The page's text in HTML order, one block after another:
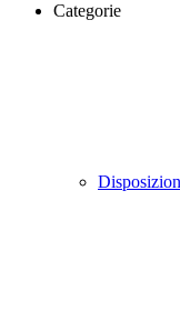
Categorie